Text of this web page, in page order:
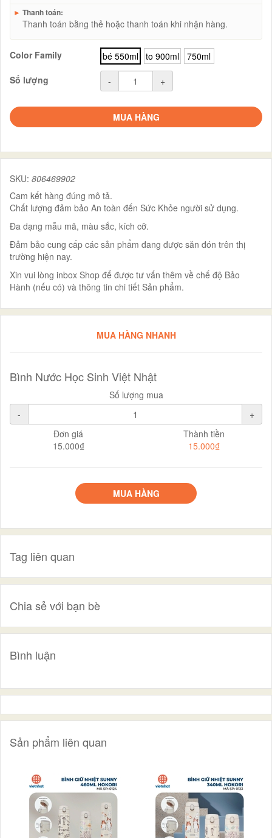
► Thanh toán:
Thanh toán bằng thẻ hoặc thanh toán khi nhận hàng.
Color Family bé 550ml to 900ml
750ml
Số lượng
- +
MUA HÀNG
SKU: 806469902
Cam kết hàng đúng mô tả.
Chất lượng đảm bảo An toàn đến Sức Khỏe người sử dụng.
Đa dạng mẫu mã, màu sắc, kích cỡ.
Đảm bảo cung cấp các sản phẩm đang được săn đón trên thị
trường hiện nay.
Xin vui lòng inbox Shop để được tư vấn thêm về chế độ Bảo
Hành (nếu có) và thông tin chi tiết Sản phẩm.
MUA HÀNG NHANH
Bình Nước Học Sinh Việt Nhật
Số lượng mua
-
+
Đơn giá
15.000₫
Thành tiền
15.000₫
MUA HÀNG
Tag liên quan
Chia sẻ với bạn bè
Bình luận
Sản phẩm liên quan